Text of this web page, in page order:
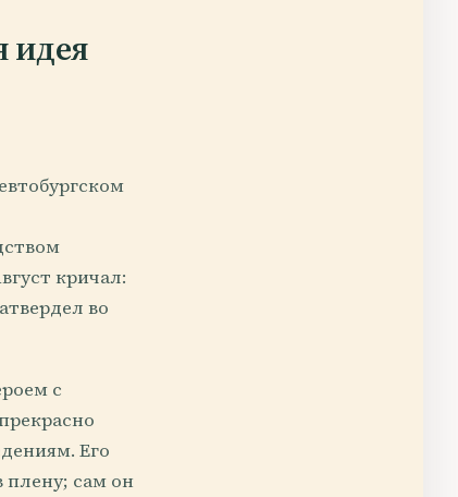
идея
кричал:
во
с
Его
сам он